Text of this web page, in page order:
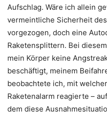
Aufschlag. Wäre ich allein
vermeintliche Sicherheit
vorgezogen, doch eine
Raketensplittern. Bei
mein Körper keine
beschäftigt, meinem
beobachtete ich, mit
Raketenalarm reagierte –
dem diese